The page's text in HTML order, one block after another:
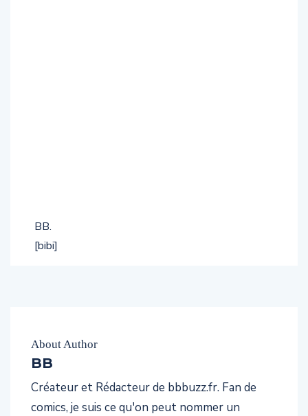
BB.
[bibi]
About Author
BB
Créateur et Rédacteur de bbbuzz.fr. Fan de
comics, je suis ce qu'on peut nommer un